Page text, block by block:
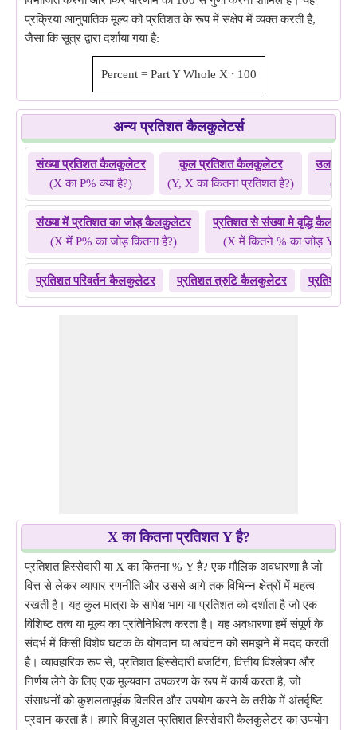
प्रक्रिया आनुपातिक मूल्य को प्रतिशत के रूप में संक्षेप में व्यक्त करती है,
जैसा कि सूत्र द्वारा दर्शाया गया है:
Percent = Part Y Whole X ⋅ 100
अन्य प्रतिशत कैलकुलेटर्स
संख्या प्रतिशत कैलकुलेटर
(X का P% क्या है?)
कुल प्रतिशत कैलकुलेटर
(Y, X का कितना प्रतिशत है?)
उलटा
(Y
संख्या में प्रतिशत का जोड़ कैलकुलेटर
(X में P% का जोड़ कितना है?)
प्रतिशत से संख्या मे वृद्धि
(X में कितने % का जोड़ Y है?)
प्रतिशत परिवर्तन कैलकुलेटर प्रतिशत त्रुटि कैलकुलेटर प्रतिशत
X का कितना प्रतिशत Y है?
प्रतिशत हिस्सेदारी या X का कितना % Y है? एक मौलिक अवधारणा है जो
वित्त से लेकर व्यापार रणनीति और उससे आगे तक विभिन्न क्षेत्रों में महत्व
रखती है। यह कुल मात्रा के सापेक्ष भाग या प्रतिशत को दर्शाता है जो एक
विशिष्ट तत्व या मूल्य का प्रतिनिधित्व करता है। यह अवधारणा हमें संपूर्ण के
संदर्भ में किसी विशेष घटक के योगदान या आवंटन को समझने में मदद करती
है। व्यावहारिक रूप से, प्रतिशत हिस्सेदारी बजटिंग, वित्तीय विश्लेषण और
निर्णय लेने के लिए एक मूल्यवान उपकरण के रूप में कार्य करता है, जो
संसाधनों को कुशलतापूर्वक वितरित और उपयोग करने के तरीके में अंतर्दृष्टि
प्रदान करता है। हमारे विज़ुअल प्रतिशत हिस्सेदारी कैलकुलेटर का उपयोग